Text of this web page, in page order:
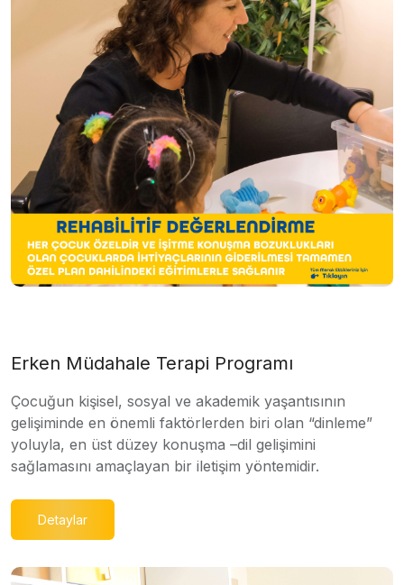
Erken Müdahale Terapi Programı
Çocuğun kişisel, sosyal ve akademik yaşantısının
gelişiminde en önemli faktörlerden biri olan “dinleme”
yoluyla, en üst düzey konuşma –dil gelişimini
sağlamasını amaçlayan bir iletişim yöntemidir.
Detaylar